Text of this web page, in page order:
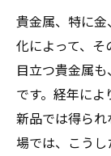
貴金属、特に
化によって、
目立つ貴金属
です。経年によ
新品では得ら
場では、こう